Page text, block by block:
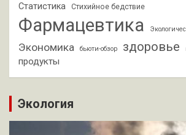
Статистика Стихийное бедствие
Фармацевтика
Экономика бьюти-обзор здоровье
продукты
Экология